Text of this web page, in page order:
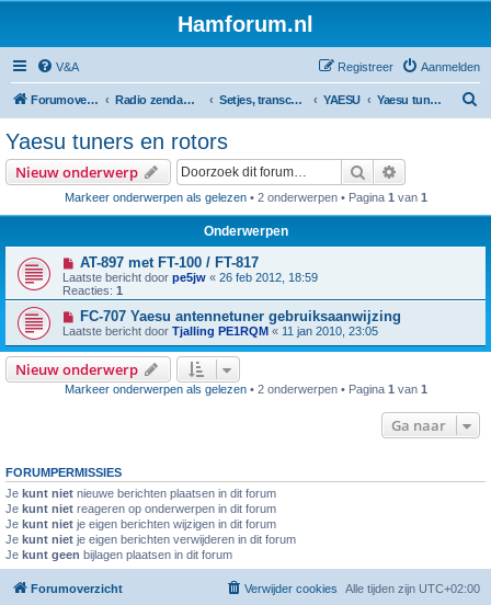
Hamforum.nl
V&A Aanmelden
Registreer
Forumoverzicht Radio zendamateur, luisteramateur en elektronica zelfbouw Setjes, transceivers, portofoons, ontvangers, mods, tips, etc YAESU Yaesu tuners en rotors
Yaesu tuners en rotors
Nieuw onderwerp Zoek
Markeer onderwerpen als gelezen• 2 onderwerpen • Pagina 1 van 1
Onderwerpen
AT-897 met FT-100 / FT-817
Laatste bericht door pe5jw « 26 feb 2012, 18:59
Reacties: 1
FC-707 Yaesu antennetuner gebruiksaanwijzing
Laatste bericht door Tjalling PE1RQM « 11 jan 2010, 23:05
Nieuw onderwerp
Markeer onderwerpen als gelezen• 2 onderwerpen • Pagina 1 van 1
Ga naar
FORUMPERMISSIES
Je kunt niet nieuwe berichten plaatsen in dit forum
Je kunt niet reageren op onderwerpen in dit forum
Je kunt niet je eigen berichten wijzigen in dit forum
Je kunt niet je eigen berichten verwijderen in dit forum
Je kunt geen bijlagen plaatsen in dit forum
Forumoverzicht Alle tijden zijn UTC+02:00
Verwijder cookies